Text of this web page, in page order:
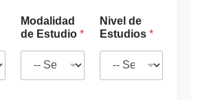
Modalidad
de Estudio*
Nivel de
Estudios *